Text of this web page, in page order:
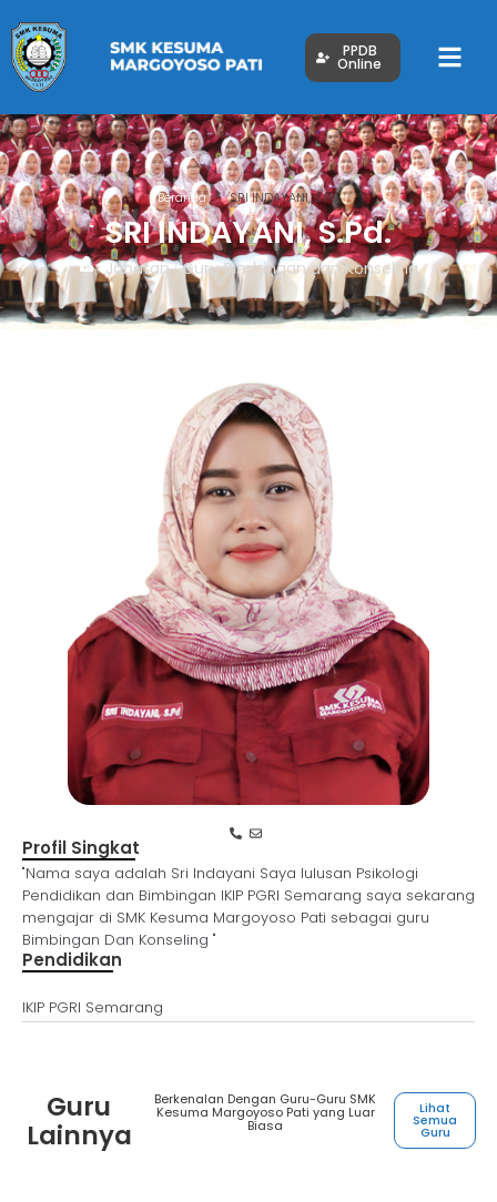
PPDB
Online
Beranda SRI INDAYANI, S.Pd.
SRI INDAYANI, S.Pd.
Jabatan : Guru Bimbingan dan Konseling
Profil Singkat
"Nama saya adalah Sri Indayani Saya lulusan Psikologi
Pendidikan dan Bimbingan IKIP PGRI Semarang saya sekarang
mengajar di SMK Kesuma Margoyoso Pati sebagai guru
Bimbingan Dan Konseling "
Pendidikan
IKIP PGRI Semarang
Guru
Lainnya
Berkenalan Dengan Guru-Guru SMK
Kesuma Margoyoso Pati yang Luar
Biasa
Lihat
Semua
Guru